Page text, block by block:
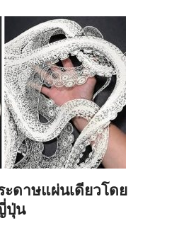
ดาษแผ่นเดียวโดย
ปุ่น